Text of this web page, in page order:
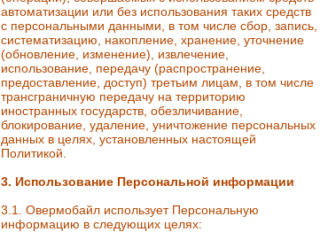
автоматизации или без использования таких средств
с персональными данными, в том числе сбор, запись,
систематизацию, накопление, хранение, уточнение
(обновление, изменение), извлечение,
использование, передачу (распространение,
предоставление, доступ) третьим лицам, в том числе
трансграничную передачу на территорию
иностранных государств, обезличивание,
блокирование, удаление, уничтожение персональных
данных в целях, установленных настоящей
Политикой.
3. Использование Персональной информации
3.1. Овермобайл использует Персональную
информацию в следующих целях: